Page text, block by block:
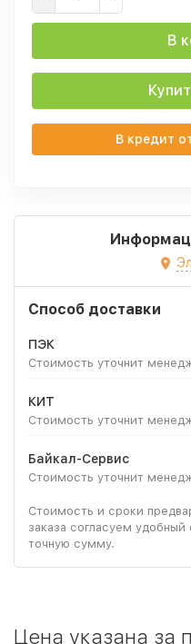
В
В кредит
Способ доставки
ПЭК
Стоимость уточнит
КИТ
Стоимость уточнит
Байкал-Сервис
Стоимость уточнит
Стоимость и сроки
заказа согласуем
точную сумму.
Цена указана за